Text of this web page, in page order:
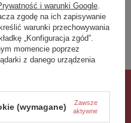
5/5
i warunki Google
zgodę na ich zapisywanie
warunki przechowywania
„Konfiguracja zgód”.
momencie poprzez
z danego urządzenia
(wymagane)
Zawsze
aktywne